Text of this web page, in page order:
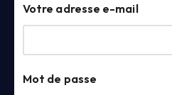
Votre adresse e-mail
Mot de passe